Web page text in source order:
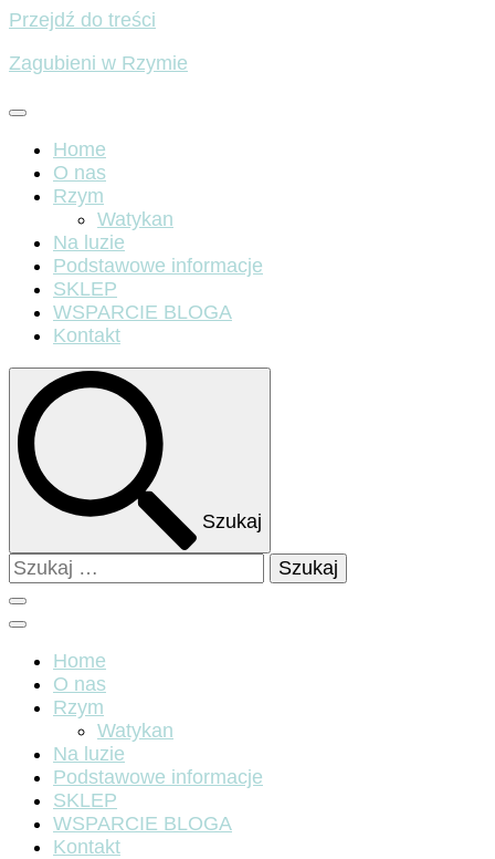
Przejdź do treści
Zagubieni w Rzymie
Home
O nas
Rzym
Watykan
Na luzie
Podstawowe informacje
SKLEP
WSPARCIE BLOGA
Kontakt
Szukaj
Szukaj:
Home
O nas
Rzym
Watykan
Na luzie
Podstawowe informacje
SKLEP
WSPARCIE BLOGA
Kontakt